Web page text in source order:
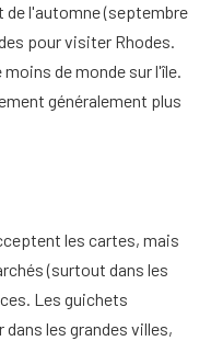
de l'automne (septembre
pour visiter Rhodes.
de monde sur l'île.
généralement plus
les cartes, mais
(surtout dans les
Les guichets
les grandes villes,